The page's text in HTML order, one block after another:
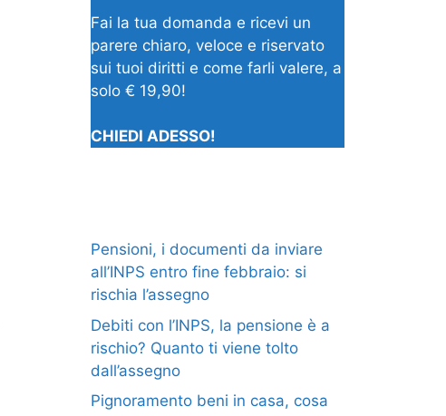
Fai la tua domanda e ricevi un
parere chiaro, veloce e riservato
sui tuoi diritti e come farli valere, a
solo € 19,90!
CHIEDI ADESSO!
Pensioni, i documenti da inviare
all’INPS entro fine febbraio: si
rischia l’assegno
Debiti con l’INPS, la pensione è a
rischio? Quanto ti viene tolto
dall’assegno
Pignoramento beni in casa, cosa